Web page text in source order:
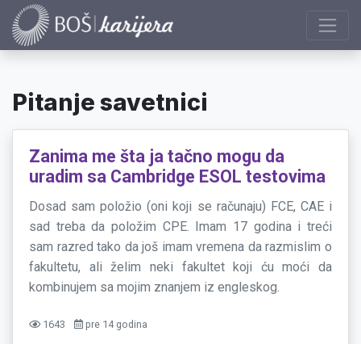
Pitanje savetnici
Zanima me šta ja tačno mogu da
uradim sa Cambridge ESOL testovima
Dosad sam položio (oni koji se računaju) FCE, CAE i
sad treba da položim CPE. Imam 17 godina i treći
sam razred tako da još imam vremena da razmislim o
fakultetu, ali želim neki fakultet koji ću moći da
kombinujem sa mojim znanjem iz engleskog.
1643 pre 14 godina